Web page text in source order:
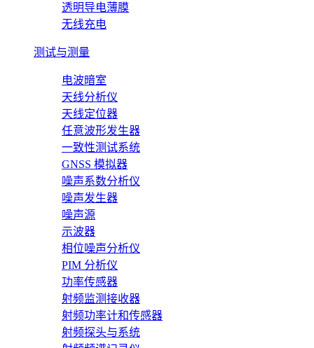
透明导电薄膜
无线充电
测试与测量
电波暗室
天线分析仪
天线定位器
任意波形发生器
一致性测试系统
GNSS 模拟器
噪声系数分析仪
噪声发生器
噪声源
示波器
相位噪声分析仪
PIM 分析仪
功率传感器
射频监测接收器
射频功率计和传感器
射频探头与系统